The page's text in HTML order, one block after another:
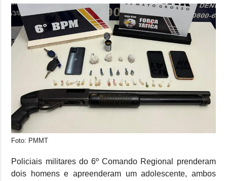
Foto: PMMT
Policiais militares do 6º Comando Regional prenderam
dois homens e apreenderam um adolescente, ambos